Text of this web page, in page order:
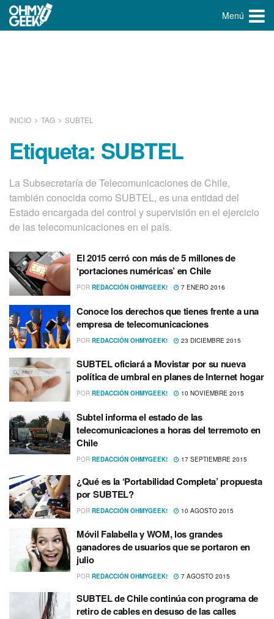
Menú
INICIO TAG SUBTEL
Etiqueta: SUBTEL
La Subsecretaría de Telecomunicaciones de Chile,
también conocida como SUBTEL, es una entidad del
Estado encargada del control y supervisión en el ejercicio
de las telecomunicaciones en el país.
El 2015 cerró con más de 5 millones de
‘portaciones numéricas’ en Chile
POR REDACCIÓN OHMYGEEK! 7 ENERO 2016
Conoce los derechos que tienes frente a una
empresa de telecomunicaciones
POR REDACCIÓN OHMYGEEK! 23 DICIEMBRE 2015
SUBTEL oficiará a Movistar por su nueva
polí­tica de umbral en planes de Internet hogar
POR REDACCIÓN OHMYGEEK! 10 NOVIEMBRE 2015
Subtel informa el estado de las
telecomunicaciones a horas del terremoto en
Chile
POR REDACCIÓN OHMYGEEK! 17 SEPTIEMBRE 2015
¿Qué es la ‘Portabilidad Completa’ propuesta
por SUBTEL?
POR REDACCIÓN OHMYGEEK! 10 AGOSTO 2015
Móvil Falabella y WOM, los grandes
ganadores de usuarios que se portaron en
julio
POR REDACCIÓN OHMYGEEK! 7 AGOSTO 2015
SUBTEL de Chile continúa con programa de
retiro de cables en desuso de las calles